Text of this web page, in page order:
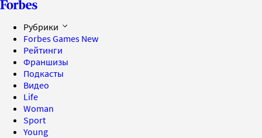
Рубрики
Forbes Games New
Рейтинги
Франшизы
Подкасты
Видео
Life
Woman
Sport
Young